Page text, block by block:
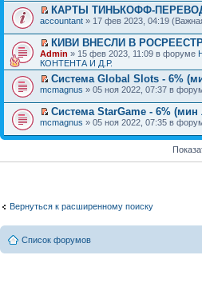
КАРТЫ ТИНЬКОФФ-
accountant » 17 фев 2023, 04:19
КИВИ ВНЕСЛИ В
Admin » 15 фев 2023, 11:09 в форуме
КОНТЕНТА И Д.Р.
Система Global Slots - 6%
mcmagnus » 05 ноя 2022, 07:37 в
Система StarGame - 6%
mcmagnus » 05 ноя 2022, 07:35 в
Вернуться к расширенному поиску
Список форумов